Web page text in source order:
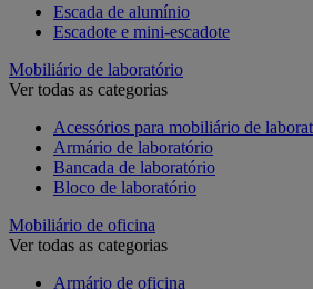
Escada de alumínio
Escadote e mini-escadote
Mobiliário de laboratório
Ver todas as categorias
Acessórios para mobiliário de
Armário de laboratório
Bancada de laboratório
Bloco de laboratório
Mobiliário de oficina
Ver todas as categorias
Armário de oficina